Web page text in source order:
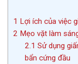
1 Lợi ích của việc
2 Mẹo vặt làm
2.1 Sử dụng
bẩn cứng đầu